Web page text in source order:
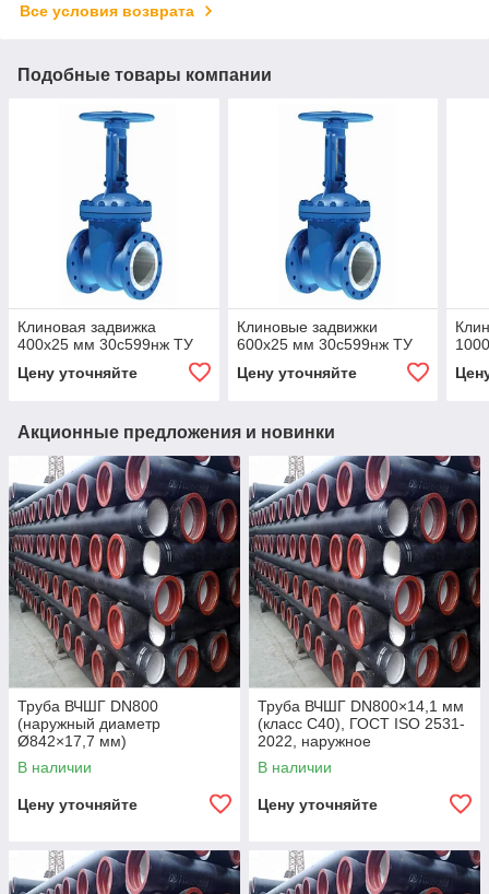
Все условия возврата
Подобные товары компании
Клиновая задвижка
400x25 мм 30с599нж ТУ
Цену уточняйте
Клиновые задвижки
600x25 мм 30с599нж ТУ
Цену уточняйте
Акционные предложения и новинки
Труба ВЧШГ DN800
(наружный диаметр
Ø842×17,7 мм)
В наличии
Цену уточняйте
Труба ВЧШГ DN800×14,1 мм
(класс C40), ГОСТ ISO 2531-
2022, наружное
полиуретановое покрытие,
внутреннее цементно-
В наличии
Цену уточняйте